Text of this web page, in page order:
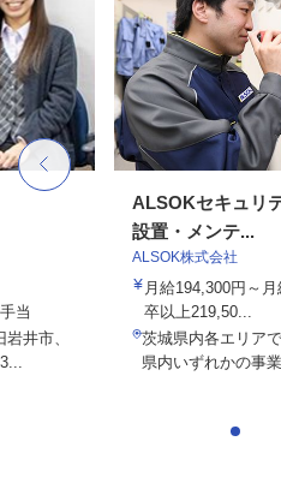
当
井市、
ALSOKセキュリ
設置・メンテ...
ALSOK株式会社
月給194,300円～
卒以上219,50...
茨城県内各エリア
県内いずれかの事